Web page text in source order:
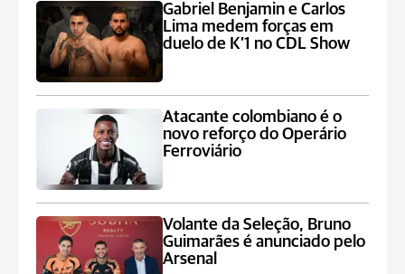
Gabriel Benjamin e Carlos
Lima medem forças em
duelo de K’1 no CDL Show
Atacante colombiano é o
novo reforço do Operário
Ferroviário
Volante da Seleção, Bruno
Guimarães é anunciado pelo
Arsenal